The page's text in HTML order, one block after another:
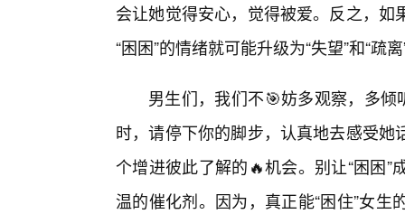
会让她觉得安心，觉得被爱。反之，
“困困”的情绪就可能升级为“失望”和“疏
男生们，我们不🎯妨多观察，多倾
时，请停下你的脚步，认真地去感受
个增进彼此了解的🔥机会。别让“困困
温的催化剂。因为，真正能“困住”女